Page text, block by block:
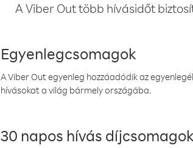
A Viber Out több hívásidőt
Egyenlegcsomagok
A Viber Out egyenleg hozzáadódik az
hívásokat a világ bármely országába.
30 napos hívás díjcsomagok